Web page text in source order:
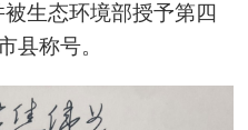
生态环境部授予第四
县称号。